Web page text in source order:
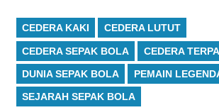
CEDERA KAKI CEDERA LUTUT
CEDERA SEPAK BOLA CEDERA
DUNIA SEPAK BOLA PEMAIN
SEJARAH SEPAK BOLA